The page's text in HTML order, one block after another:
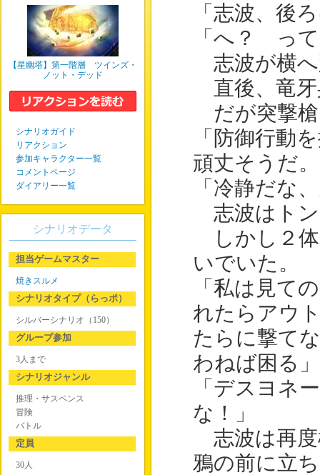
「志波、後
「へ？ っ
志波が横へ
直後、竜牙
だが突撃槍
「防御行動
頑丈そうだ
「冷静だな
志波はトン
しかし２体
いでいた。
「私は見て
れたらアウ
たらに撃て
わねば困る」
「デスヨネ
な！」
志波は再度
鴉の前に立
【星幽塔】第一階層 ツインズ・
ノット・デッド
シナリオガイド
リアクション
参加キャラクター一覧
コメントページ
ダイアリー一覧
シナリオデータ
担当ゲームマスター
焼きスルメ
シナリオタイプ（らっポ）
シルバーシナリオ（150）
グループ参加
3人まで
シナリオジャンル
推理・サスペンス
冒険
バトル
定員
30人